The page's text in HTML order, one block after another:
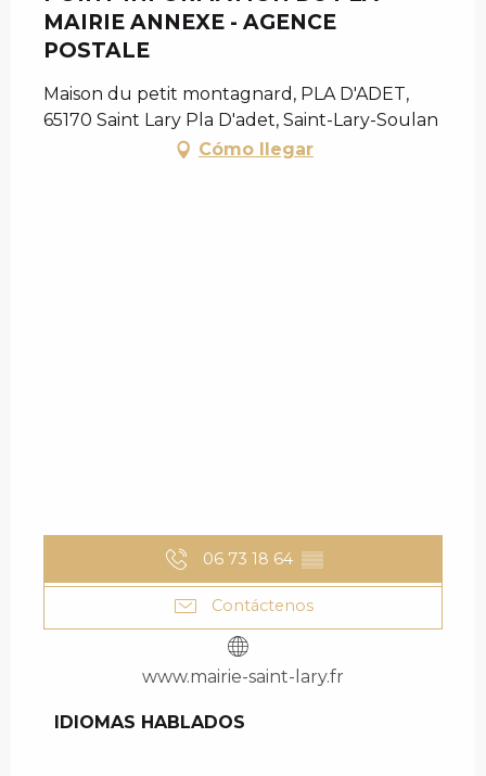
MAIRIE ANNEXE - AGENCE
POSTALE
Maison du petit montagnard, PLA D'ADET,
65170 Saint Lary Pla D'adet, Saint-Lary-Soulan
Cómo llegar
06 73 18 64 ▒▒
Contáctenos
www.mairie-saint-lary.fr
IDIOMAS HABLADOS
IDIOMAS HABLADOS